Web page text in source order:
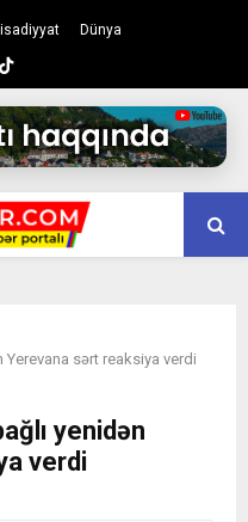
Dünya
sərt reaksiya verdi
yenidən
verdi